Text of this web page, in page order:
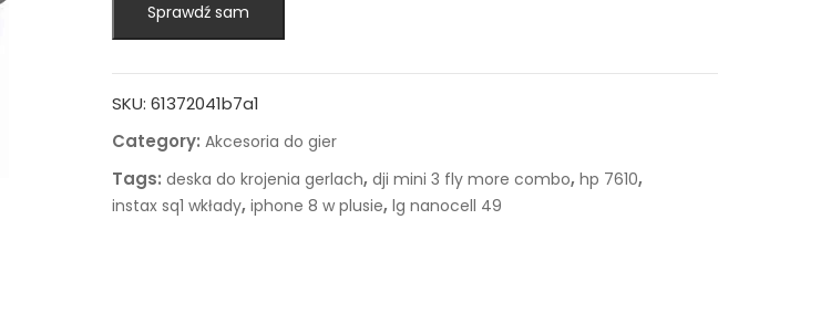
Sprawdź sam
SKU: 61372041b7a1
Category: Akcesoria do gier
Tags: deska do krojenia gerlach, dji mini 3 fly more combo, hp 7610,
instax sq1 wkłady, iphone 8 w plusie, lg nanocell 49